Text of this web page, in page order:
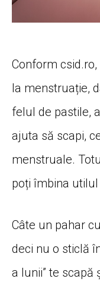
Conform
la menstruație,
felul de pastile,
ajuta să scapi,
menstruale.
poți îmbina
Câte un pahar
deci nu o sticlă
a lunii” te scapă